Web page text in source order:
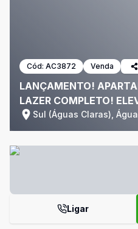
Cód: AC3872 Venda
LANÇAMENTO!
LAZER COMPLETO!
Sul (Águas Claras),
Ligar